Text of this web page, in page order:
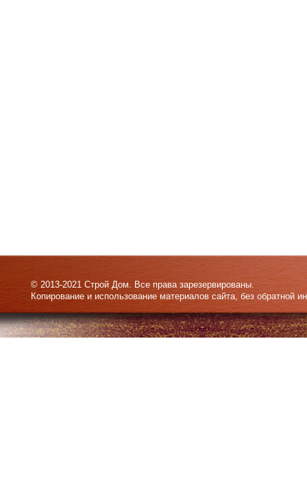
© 2013-2021 Строй Дом. Все права зарезервированы.
Копирование и использование материалов сайта, без обратной